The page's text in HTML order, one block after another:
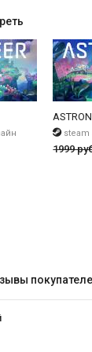
будет искать
режим,
счету об
отлично
строить
она чем-то
steam
1999